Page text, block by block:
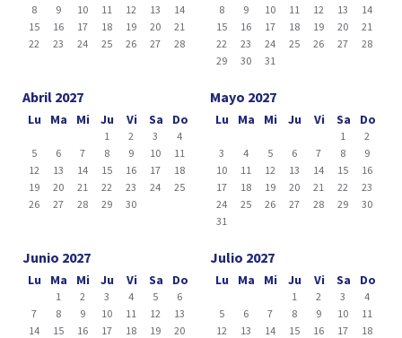
8
9 10 11 12 13
14
15
16 17 18 19 20
21
22
23 24 25 26 27 28
8
9 10 11 12 13
14
15
16 17 18 19 20
21
22
23 24 25 26 27
28
29
30 31
Abril 2027
Lu Ma Mi Ju Vi Sa Do
1 2 3
4
5
6 7 8 9 10
11
12
13 14 15 16 17
18
19
20 21 22 23 24
25
26
27 28 29 30
Mayo 2027
Lu Ma Mi Ju Vi Sa Do
1
2
3
4 5 6 7 8
9
10
11 12 13 14 15
16
17
18 19 20 21 22
23
24
25 26 27 28 29
30
31
Junio 2027
Lu Ma Mi Ju Vi Sa Do
1 2 3 4 5
6
7
8 9 10 11 12
13
14
15 16 17 18 19
20
Julio 2027
Lu Ma Mi Ju Vi Sa Do
1 2 3
4
5
6 7 8 9 10
11
12
13 14 15 16 17
18